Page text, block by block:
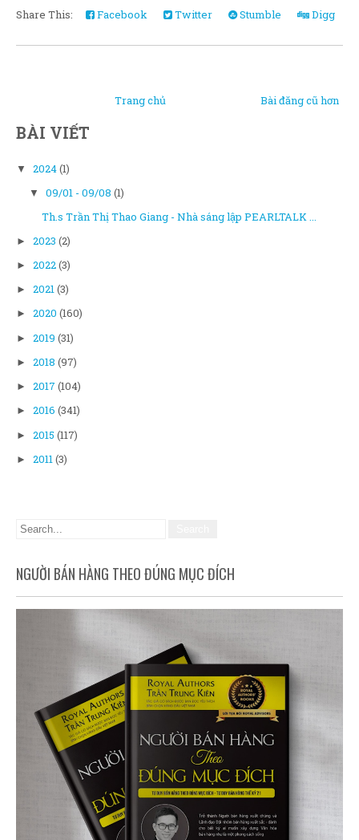
Share This: Facebook Twitter Stumble Digg
Bài đăng cũ hơn
Trang chủ
BÀI VIẾT
▼ 2024(1)
▼ 09/01 - 09/08 (1)
Th.s Trần Thị Thao Giang - Nhà sáng lập PEARLTALK ...
► 2023 (2)
► 2022(3)
► 2021(3)
► 2020 (160)
► 2019 (31)
► 2018 (97)
► 2017 (104)
► 2016 (341)
► 2015 (117)
► 2011(3)
NGƯỜI BÁN HÀNG THEO ĐÚNG MỤC ĐÍCH